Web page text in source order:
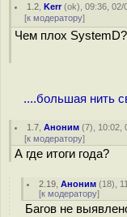
1.2 ,Kerr(ok), 09:36, 02/
[к модератору]
Чем плох
....большая нить
1.7 ,Аноним (7), 10:02,
[к модератору]
А где итоги года?
2.19 ,Аноним (18),
[к модератору]
Багов не